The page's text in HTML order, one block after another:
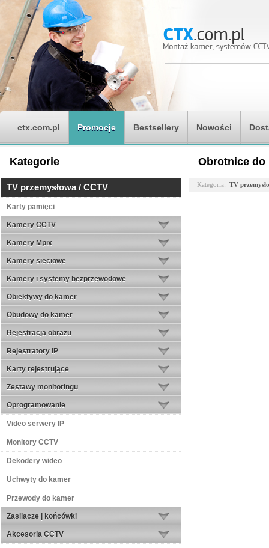
ctx.com.pl Promocje Bestsellery Nowości
Kategorie
TV przemysłowa / CCTV
Karty pamięci
Kamery CCTV
Kamery Mpix
Kamery sieciowe
Kamery i systemy bezprzewodowe
Obiektywy do kamer
Obudowy do kamer
Rejestracja obrazu
Rejestratory IP
Karty rejestrujące
Zestawy monitoringu
Oprogramowanie
Video serwery IP
Monitory CCTV
Dekodery wideo
Uchwyty do kamer
Przewody do kamer
Zasilacze | końcówki
Akcesoria CCTV
Obrotnice do
Kategoria: TV